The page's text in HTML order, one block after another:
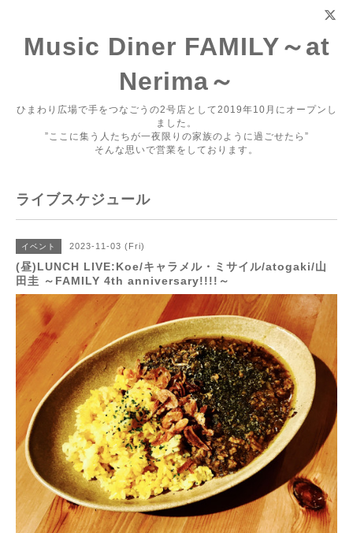
Music Diner FAMILY～at
Nerima～
ひまわり広場で手をつなごうの2号店として2019年10月にオープンし
ました。
”ここに集う人たちが一夜限りの家族のように過ごせたら”
そんな思いで営業をしております。
ライブスケジュール
イベント 2023-11-03 (Fri)
(昼)LUNCH LIVE:Koe/キャラメル・ミサイル/atogaki/山
田圭 ～FAMILY 4th anniversary!!!!～